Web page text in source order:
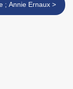
La place ; Annie Ernaux >